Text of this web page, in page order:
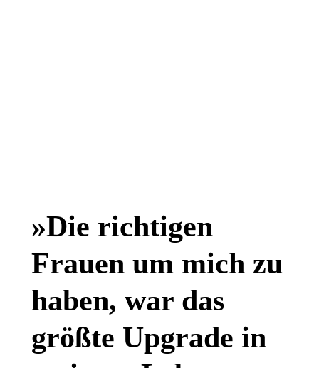
»Die richtigen
Frauen um mich zu
haben, war das
größte Upgrade in